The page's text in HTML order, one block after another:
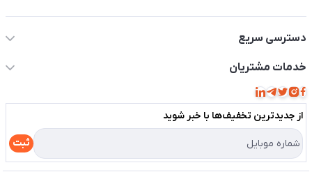
دسترسی سریع
حساب کاربری
مجله فروشگاه
لیست محصولات
درباره ما
تماس با ما
خدمات مشتریان
قوانین و مقررات
حریم خصوصی
راهنما
از جدید‌ترین تخفیف‌ها با‌ خبر شوید
ثبت